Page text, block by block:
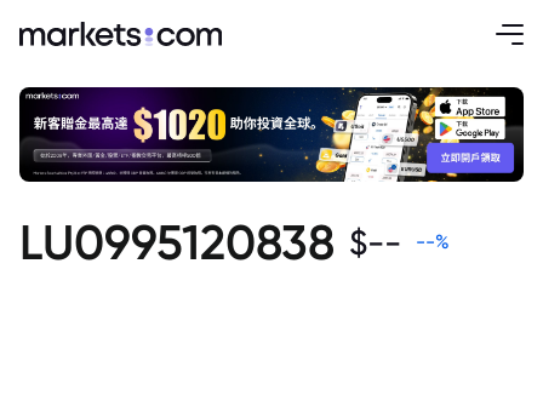
LU0995120838 $-- --%